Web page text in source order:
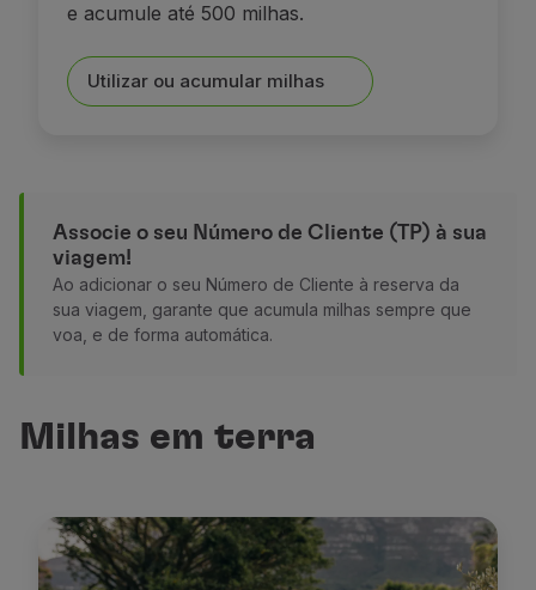
e acumule até 500 milhas.
Utilizar ou acumular milhas
Associe o seu Número de Cliente (TP) à sua
viagem!
Ao adicionar o seu Número de Cliente à reserva da
sua viagem, garante que acumula milhas sempre que
voa, e de forma automática.
Milhas em terra